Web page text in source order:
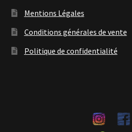
Mentions Légales
Conditions générales de vente
Politique de confidentialité